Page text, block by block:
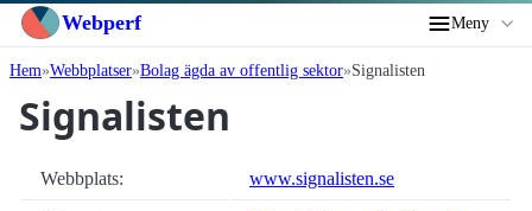
Webperf Meny
Hem Webbplatser Bolag ägda av offentlig sektor Signalisten
Signalisten
Webbplats: www.signalisten.se